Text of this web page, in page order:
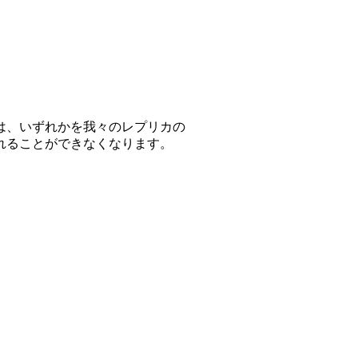
、いずれかを我々のレプリカの
ことができなくなります。